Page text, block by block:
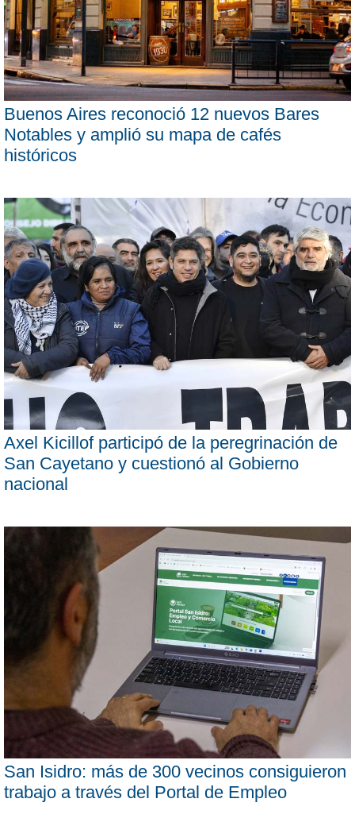
Buenos Aires reconoció 12 nuevos Bares
Notables y amplió su mapa de cafés
históricos
Axel Kicillof participó de la peregrinación de
San Cayetano y cuestionó al Gobierno
nacional
San Isidro: más de 300 vecinos consiguieron
trabajo a través del Portal de Empleo